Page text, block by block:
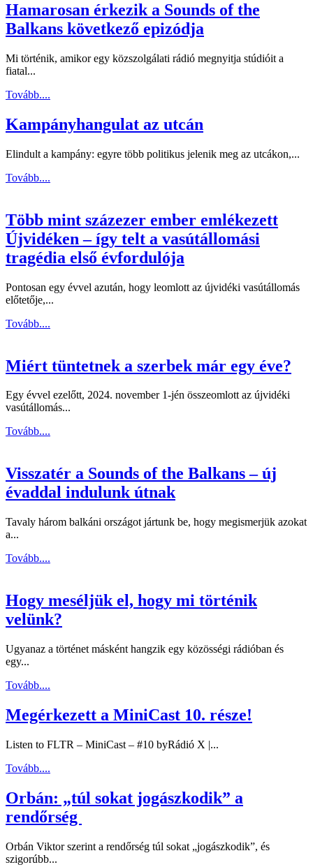
Hamarosan érkezik a Sounds of the
Balkans következő epizódja
Mi történik, amikor egy közszolgálati rádió megnyitja stúdióit a
fiatal...
Tovább....
Kampányhangulat az utcán
Elindult a kampány: egyre több politikus jelenik meg az utcákon,...
Tovább....
Több mint százezer ember emlékezett
Újvidéken – így telt a vasútállomási
tragédia első évfordulója
Pontosan egy évvel azután, hogy leomlott az újvidéki vasútállomás
előtetője,...
Tovább....
Miért tüntetnek a szerbek már egy éve?
Egy évvel ezelőtt, 2024. november 1-jén összeomlott az újvidéki
vasútállomás...
Tovább....
Visszatér a Sounds of the Balkans – új
évaddal indulunk útnak
Tavaly három balkáni országot jártunk be, hogy megismerjük azokat
a...
Tovább....
Hogy meséljük el, hogy mi történik
velünk?
Ugyanaz a történet másként hangzik egy közösségi rádióban és
egy...
Tovább....
Megérkezett a MiniCast 10. része!
Listen to FLTR – MiniCast – #10 byRádió X |...
Tovább....
Orbán: „túl sokat jogászkodik” a
rendőrség
Orbán Viktor szerint a rendőrség túl sokat „jogászkodik”, és
szigorúbb...